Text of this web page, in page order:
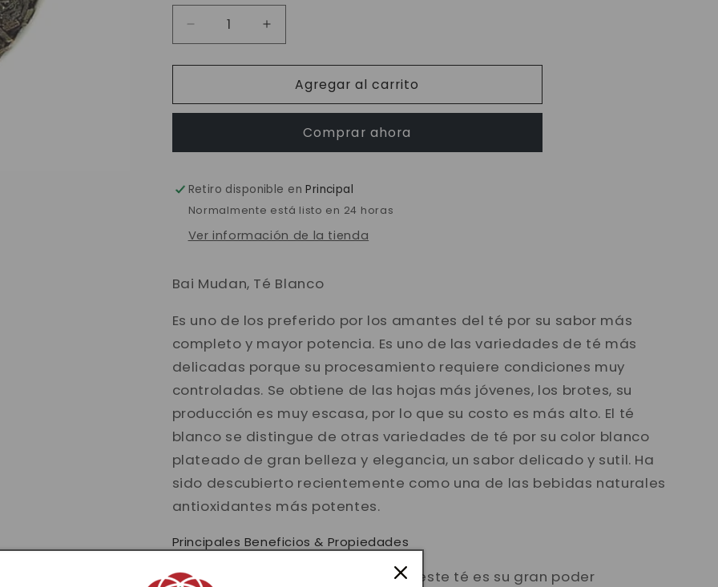
Reducir
cantidad
para
Mudan,
Aumentar
cantidad
para
Mudan,
Blanco
Agregar al carrito
Comprar ahora
Retiro disponible enPrincipal
Normalmente está listo en 24 horas
Ver información de la tienda
Bai Mudan, Té Blanco
Es uno de los preferido por los amantes del té por su sabor más
completo y mayor potencia. Es uno de las variedades de té más
delicadas porque su procesamiento requiere condiciones muy
controladas. Se obtiene de las hojas más jóvenes, los brotes, su
producción es muy escasa, por lo que su costo es más alto. El té
blanco se distingue de otras variedades de té por su color blanco
plateado de gran belleza y elegancia, un sabor delicado y sutil. Ha
sido descubierto recientemente como una de las bebidas naturales
antioxidantes más potentes.
Principales Beneficios & Propiedades
Uno de los grandes beneficios de este té es su gran poder